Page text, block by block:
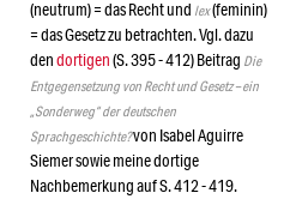
(neutrum) = das Recht und lex(feminin)
= das Gesetz zu betrachten. Vgl. dazu
dendortigen(S. 395 - 412) Beitrag Die
Entgegensetzung von Recht und Gesetz – ein
„Sonderweg“ der deutschen
Sprachgeschichte?von Isabel Aguirre
Siemer sowie meine dortige
Nachbemerkung auf S. 412 - 419.